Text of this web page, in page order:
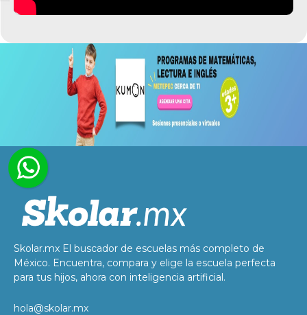
Skolar.mx El buscador de escuelas más completo de
México. Encuentra, compara y elige la escuela perfecta
para tus hijos, ahora con inteligencia artificial.
hola@skolar.mx